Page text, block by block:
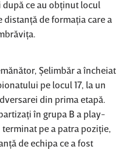
ce au obţinut locul
distanţă de formaţia care a
Şelimbăr a încheiat
pe locul 17, la un
din prima etapă.
în grupa B a play-
pe a patra poziţie,
de echipa ce a fost